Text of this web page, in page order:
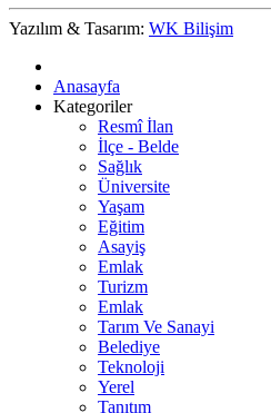
Yazılım & Tasarım: WK Bilişim
Anasayfa
Kategoriler
Resmî İlan
İlçe - Belde
Sağlık
Üniversite
Yaşam
Eğitim
Asayiş
Emlak
Turizm
Emlak
Tarım Ve Sanayi
Belediye
Teknoloji
Yerel
Tanıtım